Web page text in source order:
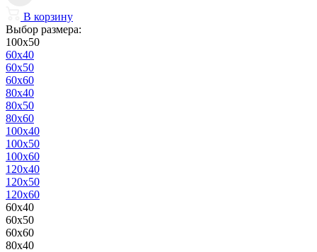
В корзину
Выбор размера:
100x50
60x40
60x50
60x60
80x40
80x50
80x60
100x40
100x50
100x60
120x40
120x50
120x60
60x40
60x50
60x60
80x40